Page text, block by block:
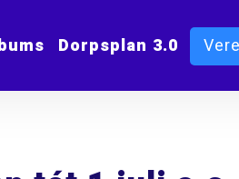
Dorpsplan 3.0